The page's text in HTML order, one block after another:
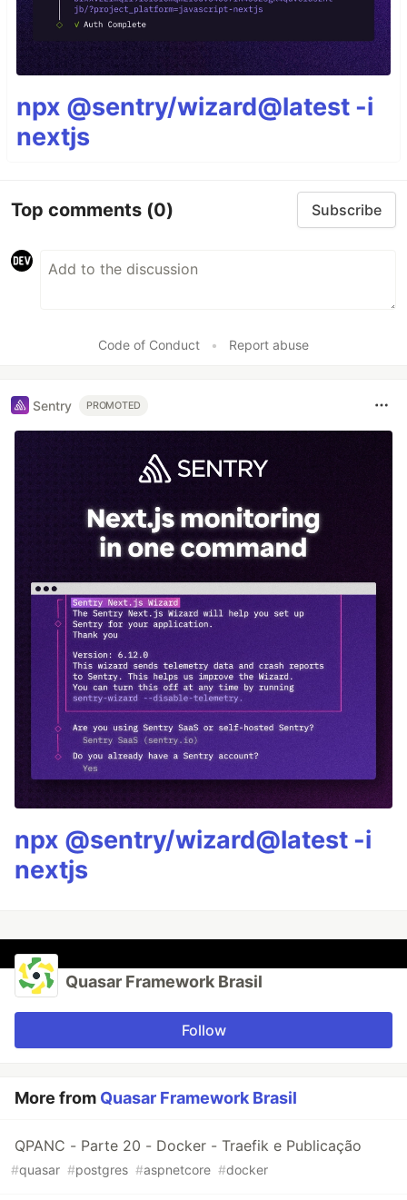
npx @sentry/wizard@latest -i
nextjs
Top comments (0) Subscribe
Code of Conduct • Report abuse
Sentry PROMOTED
npx @sentry/wizard@latest -i
nextjs
Quasar Framework Brasil
Follow
More from Quasar Framework Brasil
QPANC - Parte 20 - Docker - Traefik e Publicação
#quasar #postgres #aspnetcore #docker